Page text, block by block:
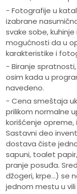
- Fotografije u
izabrane
svake sobe,
mogućnosti da u
karakteristike i
- Biranje
osim kada u
navedeno.
- Cena smeštaja
prilikom normalne
korišćenje opreme,
Sastavni deo
dostava čiste
sapuni, toalet
pranje posuđa.
džogeri, krpe...) se
jednom mestu u